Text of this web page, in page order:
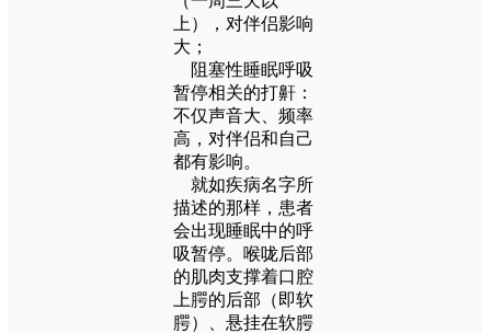
上），对伴侣影响
大；
阻塞性睡眠呼吸
暂停相关的打鼾：
不仅声音大、频率
高，对伴侣和自己
都有影响。
就如疾病名字所
描述的那样，患者
会出现睡眠中的呼
吸暂停。喉咙后部
的肌肉支撑着口腔
上腭的后部（即软
腭）、悬挂在软腭